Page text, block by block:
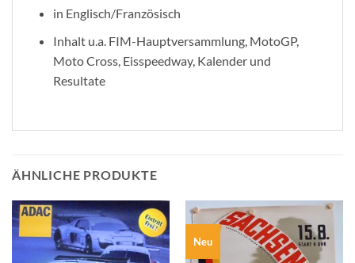
in Englisch/Französisch
Inhalt u.a. FIM-Hauptversammlung, MotoGP,
Moto Cross, Eisspeedway, Kalender und
Resultate
ÄHNLICHE PRODUKTE
Neu